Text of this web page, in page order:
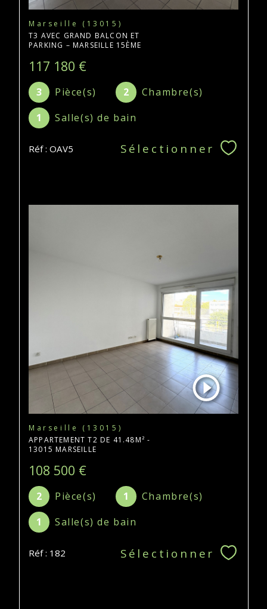
Marseille (13015)
T3 AVEC GRAND BALCON ET
PARKING – MARSEILLE 15ÈME
117 180 €
3 Pièce(s) 2
Chambre(s)
1
Salle(s) de bain
Réf : OAV5 Sélectionner
Marseille (13015)
APPARTEMENT T2 DE 41.48M² -
13015 MARSEILLE
108 500 €
2 Pièce(s) 1
Chambre(s)
1
Salle(s) de bain
Réf : 182 Sélectionner